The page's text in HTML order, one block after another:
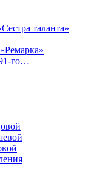
таланта»
го…